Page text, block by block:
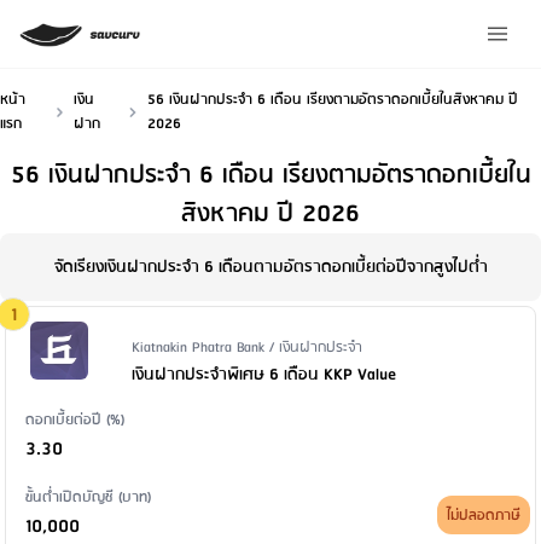
หน้า
แรก
เงิน
ฝาก
56 เงินฝากประจำ 6 เดือน เรียงตามอัตราดอกเบี้ยในสิงหาคม ปี
2026
56 เงินฝากประจำ 6 เดือน เรียงตามอัตราดอกเบี้ยใน
สิงหาคม ปี 2026
จัดเรียงเงินฝากประจำ 6 เดือนตามอัตราดอกเบี้ยต่อปีจากสูงไปต่ำ
1
Issuer Name / Financial Product Type
Kiatnakin Phatra Bank / เงินฝากประจำ
เงินฝากประจำพิเศษ 6 เดือน KKP Value
ดอกเบี้ยต่อปี (%)
3.30
ขั้นต่ำเปิดบัญชี (บาท)
10,000 ไม่ปลอดภาษี